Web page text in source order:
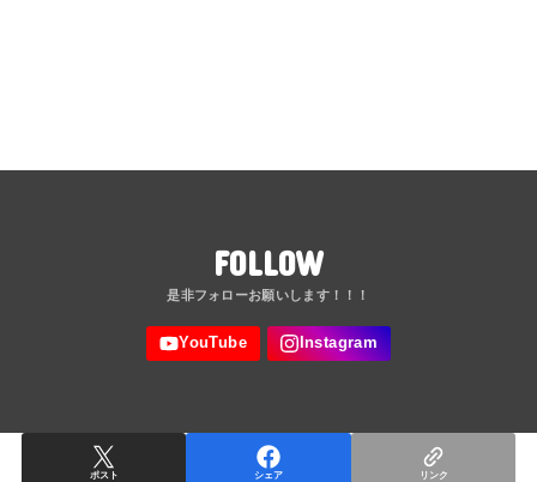
FOLLOW
ポスト シェア リンク